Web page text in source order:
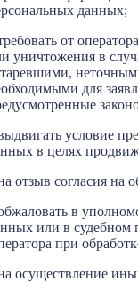
данных;
от
уничтожения в
для
условие
в целях
отзыв согласия на
в
или в судебном
при
осуществление